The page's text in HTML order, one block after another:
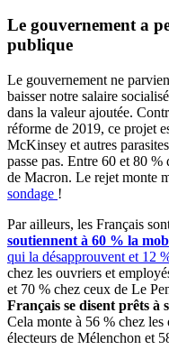
Le gouvernement a
publique
Le gouvernement ne
baisser notre salaire
dans la valeur ajoutée.
réforme de 2019, ce projet
McKinsey et autres
passe pas. Entre 60 et 80
de Macron. Le rejet monte
sondage !
Par ailleurs, les Français
soutiennent à 60 % la
qui la désapprouvent et 12
chez les ouvriers et
et 70 % chez ceux de Le
Français se disent prêts à
Cela monte à 56 % chez
électeurs de Mélenchon et